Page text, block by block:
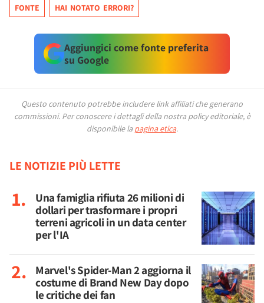
FONTE HAI NOTATO ERRORI?
Aggiungici come fonte preferita
su Google
Questo contenuto potrebbe includere link affiliati che generano
commissioni. Per conoscere i dettagli della nostra policy editoriale, è
disponibile la pagina etica.
LE NOTIZIE PIÙ LETTE
Una famiglia rifiuta 26 milioni di
dollari per trasformare i propri
terreni agricoli in un data center
per l'IA
Marvel's Spider-Man 2 aggiorna il
costume di Brand New Day dopo
le critiche dei fan